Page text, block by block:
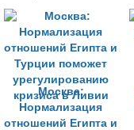
Москва:
Нормализация
отношений Египта и